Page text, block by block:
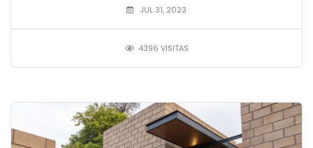
JUL 31, 2023
4396 VISITAS